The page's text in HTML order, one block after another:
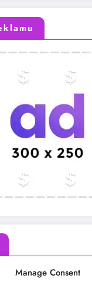
Manage Consent